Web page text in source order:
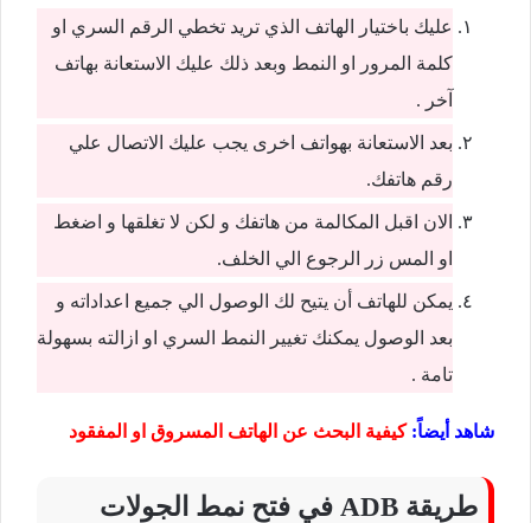
عليك باختيار الهاتف الذي تريد تخطي الرقم السري او
كلمة المرور او النمط وبعد ذلك عليك الاستعانة بهاتف
آخر .
بعد الاستعانة بهواتف اخرى يجب عليك الاتصال علي
رقم هاتفك.
الان اقبل المكالمة من هاتفك و لكن لا تغلقها و اضغط
او المس زر الرجوع الي الخلف.
يمكن للهاتف أن يتيح لك الوصول الي جميع اعداداته و
بعد الوصول يمكنك تغيير النمط السري او ازالته بسهولة
تامة .
شاهد أيضاً:كيفية البحث عن الهاتف المسروق او المفقود
طريقة ADB في فتح نمط الجولات